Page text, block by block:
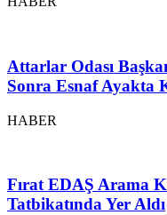
Attarlar Odası
Sonra Esnaf Ayakta
HABER
Fırat EDAŞ Arama
Tatbikatında Yer Aldı